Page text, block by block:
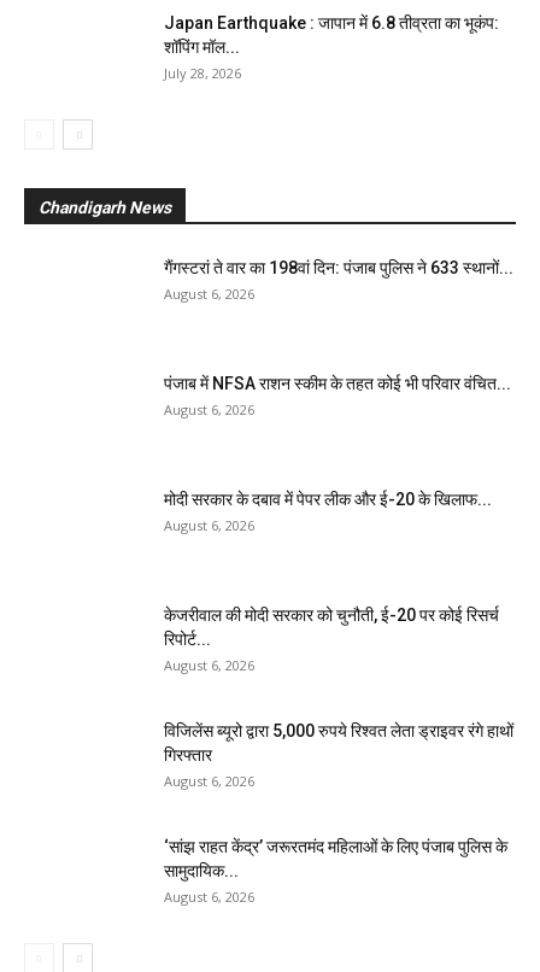
Japan Earthquake : जापान में 6.8 तीव्रता का भूकंप:
शॉपिंग मॉल...
July 28, 2026
Chandigarh News
गैंगस्टरां ते वार का 198वां दिन: पंजाब पुलिस ने 633 स्थानों...
August 6, 2026
पंजाब में NFSA राशन स्कीम के तहत कोई भी परिवार वंचित...
August 6, 2026
मोदी सरकार के दबाव में पेपर लीक और ई-20 के खिलाफ...
August 6, 2026
केजरीवाल की मोदी सरकार को चुनौती, ई-20 पर कोई रिसर्च
रिपोर्ट...
August 6, 2026
विजिलेंस ब्यूरो द्वारा 5,000 रुपये रिश्वत लेता ड्राइवर रंगे हाथों
गिरफ्तार
August 6, 2026
‘सांझ राहत केंद्र’ जरूरतमंद महिलाओं के लिए पंजाब पुलिस के
सामुदायिक...
August 6, 2026